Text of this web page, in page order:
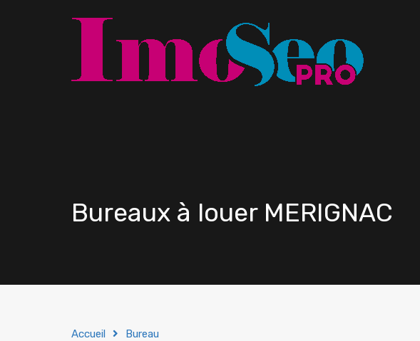
Bureaux à louer MERIGNAC
Accueil Bureau